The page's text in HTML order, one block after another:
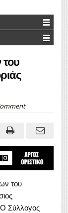
του
Ο Σύλλογος